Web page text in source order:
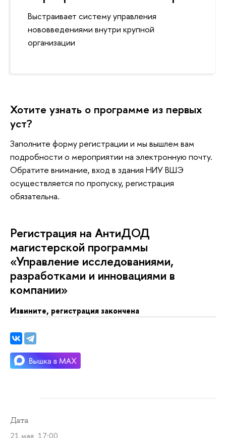
ыстраивает систему управления
нововведениями внутри крупной
организации
Хотите узнать о программе из первых
уст?
Заполните форму регистрации и мы вышлем вам
подробности о мероприятии на электронную почту.
Обратите внимание, вход в здания НИУ ВШЭ
осуществляется по пропуску, регистрация
обязательна.
Регистрация на АнтиДОД
магистерской программы
«Управление исследованиями,
разработками и инновациями
компании»
Извините, регистрация закончена
Дата
21 мая 17:00